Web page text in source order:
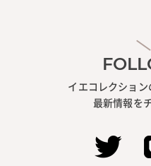
イエコレクショ
最新情報を